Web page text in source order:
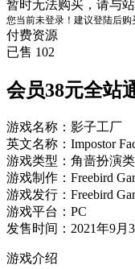
暂时无法购买，请与
您当前未登录！建议登陆后
付费资源
已售 102
会员38元全站
游戏名称：影子工厂
英文名称：Impostor
游戏类型：角啬扮演
游戏制作：Freebird
游戏发行：Freebird
游戏平台：PC
发售时间：2021年9月
游戏介绍